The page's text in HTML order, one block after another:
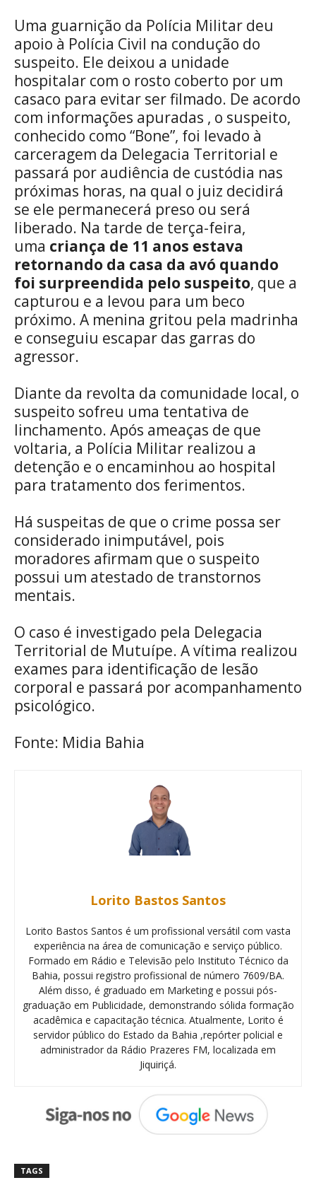
Uma guarnição da Polícia Militar deu
apoio à Polícia Civil na condução do
suspeito. Ele deixou a unidade
hospitalar com o rosto coberto por um
casaco para evitar ser filmado. De acordo
com informações apuradas , o suspeito,
conhecido como “Bone”, foi levado à
carceragem da Delegacia Territorial e
passará por audiência de custódia nas
próximas horas, na qual o juiz decidirá
se ele permanecerá preso ou será
liberado. Na tarde de terça-feira,
uma criança de 11 anos estava
retornando da casa da avó quando
foi surpreendida pelo suspeito, que a
capturou e a levou para um beco
próximo. A menina gritou pela madrinha
e conseguiu escapar das garras do
agressor.
Diante da revolta da comunidade local, o
suspeito sofreu uma tentativa de
linchamento. Após ameaças de que
voltaria, a Polícia Militar realizou a
detenção e o encaminhou ao hospital
para tratamento dos ferimentos.
Há suspeitas de que o crime possa ser
considerado inimputável, pois
moradores afirmam que o suspeito
possui um atestado de transtornos
mentais.
O caso é investigado pela Delegacia
Territorial de Mutuípe. A vítima realizou
exames para identificação de lesão
corporal e passará por acompanhamento
psicológico.
Fonte: Midia Bahia
Lorito Bastos Santos
Lorito Bastos Santos é um profissional versátil com vasta
experiência na área de comunicação e serviço público.
Formado em Rádio e Televisão pelo Instituto Técnico da
Bahia, possui registro profissional de número 7609/BA.
Além disso, é graduado em Marketing e possui pós-
graduação em Publicidade, demonstrando sólida formação
acadêmica e capacitação técnica. Atualmente, Lorito é
servidor público do Estado da Bahia ,repórter policial e
administrador da Rádio Prazeres FM, localizada em
Jiquiriçá.
TAGS